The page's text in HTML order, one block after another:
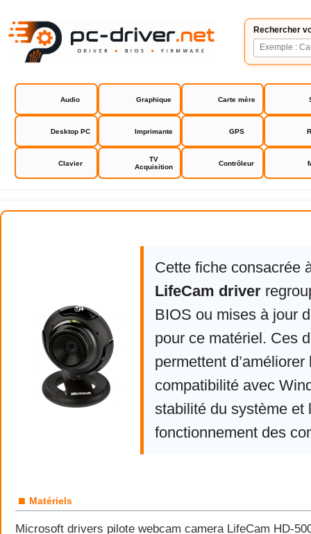
Rechercher
Audio Graphique Carte mère
Desktop PC Imprimante GPS
Clavier
TV
Acquisition
Contrôleur
Microsoft LifeCam driver
Cette fiche consacrée
LifeCam driver
BIOS ou mises à jour
pour ce matériel. Ces
permettent d’améliorer
compatibilité avec
stabilité du système et
fonctionnement des
■ Matériels
Microsoft drivers pilote webcam camera LifeCam HD-